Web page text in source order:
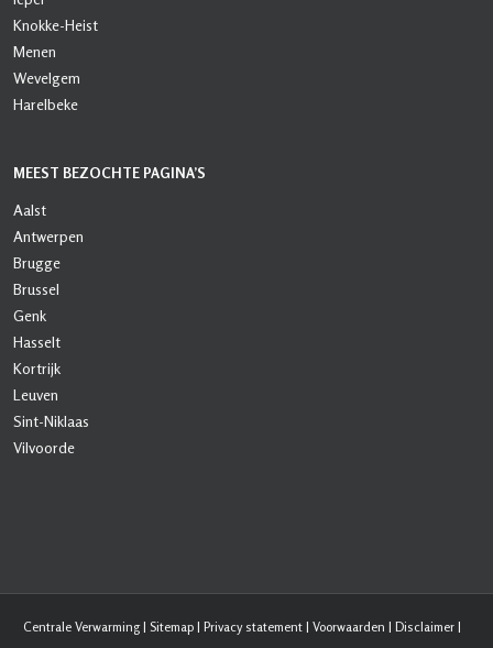
Knokke-Heist
Menen
Wevelgem
Harelbeke
MEEST BEZOCHTE PAGINA’S
Aalst
Antwerpen
Brugge
Brussel
Genk
Hasselt
Kortrijk
Leuven
Sint-Niklaas
Vilvoorde
Centrale Verwarming| Sitemap| Privacy statement| Voorwaarden | Disclaimer|